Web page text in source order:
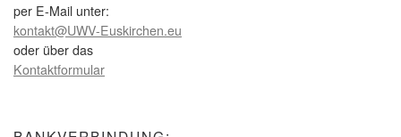
per E-Mail unter:
kontakt@UWV-Euskirchen.eu
oder über das
Kontaktformular